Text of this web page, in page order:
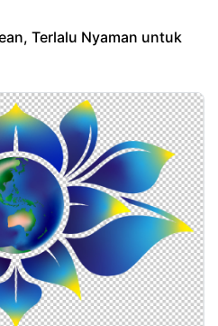
Terlalu Nyaman untuk